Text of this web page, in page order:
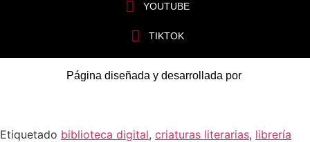
YOUTUBE
TIKTOK
Página diseñada y desarrollada por
Etiquetado biblioteca digital, criaturas literarias, librería